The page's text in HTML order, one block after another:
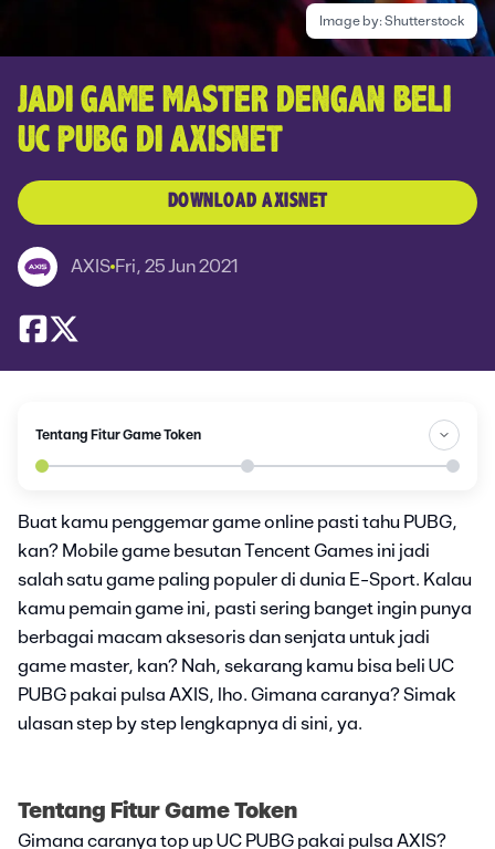
Image by:Shutterstock
JADI GAME MASTER DENGAN BELI
UC PUBG DI AXISNET
DOWNLOAD AXISNET
AXIS Fri, 25 Jun 2021
Tentang Fitur Game Token
Buat kamu penggemar game online pasti tahu PUBG,
kan? Mobile game besutan Tencent Games ini jadi
salah satu game paling populer di dunia E-Sport. Kalau
kamu pemain game ini, pasti sering banget ingin punya
berbagai macam aksesoris dan senjata untuk jadi
game master, kan? Nah, sekarang kamu bisa beli UC
PUBG pakai pulsa AXIS, lho. Gimana caranya? Simak
ulasan step by step lengkapnya di sini, ya.
Tentang Fitur Game Token
Gimana caranya top up UC PUBG pakai pulsa AXIS?